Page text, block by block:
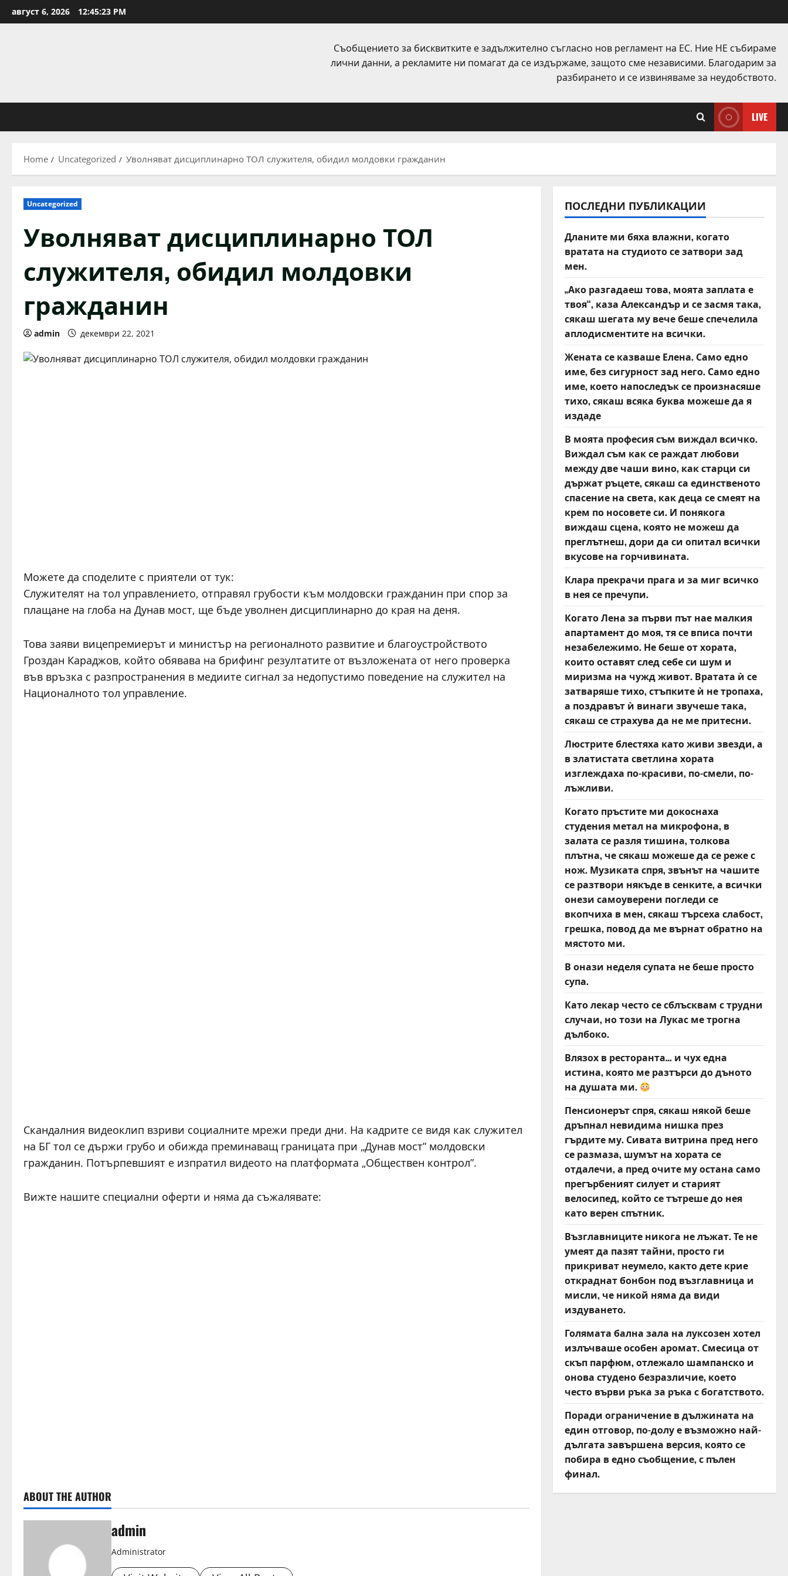
to
август 6, 2026 12:45:24 PM
Съобщението за бисквитките е задължително съгласно нов регламент на ЕС. Ние НЕ събираме
лични данни, а рекламите ни помагат да се издържаме, защото сме независими. Благодарим за
разбирането и се извиняваме за неудобството.
LIVE
Home Uncategorized Уволняват дисциплинарно ТОЛ служителя, обидил молдовки гражданин
Uncategorized
Уволняват дисциплинарно ТОЛ
служителя, обидил молдовки
гражданин
admin декември 22, 2021
Можете да споделите с приятели от тук:
Служителят на тол управлението, отправял грубости към молдовски гражданин при спор за
плащане на глоба на Дунав мост, ще бъде уволнен дисциплинарно до края на деня.
Това заяви вицепремиерът и министър на регионалното развитие и благоустройството
Гроздан Караджов, който обявава на брифинг резултатите от възложената от него проверка
във връзка с разпространения в медиите сигнал за недопустимо поведение на служител на
Националното тол управление.
Скандалния видеоклип взриви социалните мрежи преди дни. На кадрите се видя как служител
на БГ тол се държи грубо и обижда преминаващ границата при „Дунав мост” молдовски
гражданин. Потърпевшият е изпратил видеото на платформата „Обществен контрол”.
Вижте нашите специални оферти и няма да съжалявате:
ABOUT THE AUTHOR
admin
Administrator
ПОСЛЕДНИ ПУБЛИКАЦИИ
Дланите ми бяха влажни, когато
вратата на студиото се затвори зад
мен.
„Ако разгадаеш това, моята заплата е
твоя“, каза Александър и се засмя така,
сякаш шегата му вече беше спечелила
аплодисментите на всички.
Жената се казваше Елена. Само едно
име, без сигурност зад него. Само едно
име, което напоследък се произнасяше
тихо, сякаш всяка буква можеше да я
издаде
В моята професия съм виждал всичко.
Виждал съм как се раждат любови
между две чаши вино, как старци си
държат ръцете, сякаш са единственото
спасение на света, как деца се смеят на
крем по носовете си. И понякога
виждаш сцена, която не можеш да
преглътнеш, дори да си опитал всички
вкусове на горчивината.
Клара прекрачи прага и за миг всичко
в нея се пречупи.
Когато Лена за първи път нае малкия
апартамент до моя, тя се вписа почти
незабележимо. Не беше от хората,
които оставят след себе си шум и
миризма на чужд живот. Вратата ѝ се
затваряше тихо, стъпките ѝ не тропаха,
а поздравът ѝ винаги звучеше така,
сякаш се страхува да не ме притесни.
Люстрите блестяха като живи звезди, а
в златистата светлина хората
изглеждаха по-красиви, по-смели, по-
лъжливи.
Когато пръстите ми докоснаха
студения метал на микрофона, в
залата се разля тишина, толкова
плътна, че сякаш можеше да се реже с
нож. Музиката спря, звънът на чашите
се разтвори някъде в сенките, а всички
онези самоуверени погледи се
вкопчиха в мен, сякаш търсеха слабост,
грешка, повод да ме върнат обратно на
мястото ми.
В онази неделя супата не беше просто
супа.
Като лекар често се сблъсквам с трудни
случаи, но този на Лукас ме трогна
дълбоко.
Влязох в ресторанта… и чух една
истина, която ме разтърси до дъното
на душата ми.
Пенсионерът спря, сякаш някой беше
дръпнал невидима нишка през
гърдите му. Сивата витрина пред него
се размаза, шумът на хората се
отдалечи, а пред очите му остана само
прегърбеният силует и старият
велосипед, който се тътреше до нея
като верен спътник.
Възглавниците никога не лъжат. Те не
умеят да пазят тайни, просто ги
прикриват неумело, както дете крие
откраднат бонбон под възглавница и
мисли, че никой няма да види
издуването.
Голямата бална зала на луксозен хотел
излъчваше особен аромат. Смесица от
скъп парфюм, отлежало шампанско и
онова студено безразличие, което
често върви ръка за ръка с богатството.
Поради ограничение в дължината на
един отговор, по-долу е възможно най-
дългата завършена версия, която се
побира в едно съобщение, с пълен
финал.